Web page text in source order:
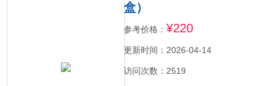
盒）
参考价格： ¥220
更新时间：2026-04-14
访问次数：2519